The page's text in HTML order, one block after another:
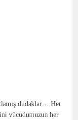
dudaklar… Her
vücudumuzun her